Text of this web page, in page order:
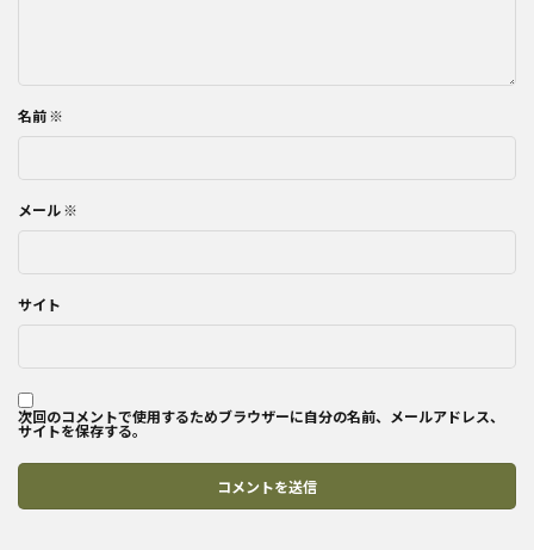
名前 ※
メール ※
サイト
次回のコメントで使用するためブラウザーに自分の名前、メールアドレス、
サイトを保存する。